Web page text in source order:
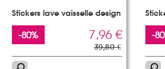
Stickers lave vaisselle design
-80% 7,96 €
39,80 €
-